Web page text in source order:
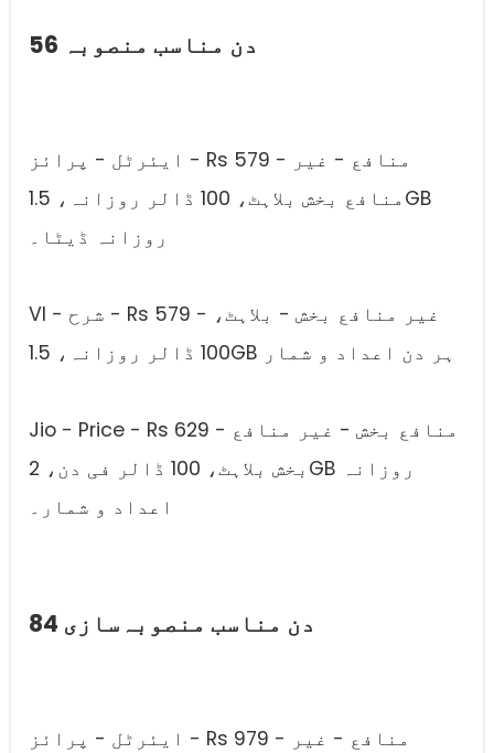
56 دن مناسب منصوبہ
ایئرٹل - پرائز - Rs 579 - منافع - غیر
منافع بخش بلاہٹ، 100 ڈالر روزانہ، 1.5GB
روزانہ ڈیٹا۔
VI - شرح - Rs 579 - غیر منافع بخش - بلاہٹ،
100 ڈالر روزانہ، 1.5GB ہر دن اعداد و شمار
Jio - Price - Rs 629 - منافع بخش - غیر منافع
بخش بلاہٹ، 100 ڈالر فی دن، 2GB روزانہ
اعداد و شمار۔
84 دن مناسب منصوبہ‌سازی
ایئرٹل - پرائز - Rs 979 - منافع - غیر